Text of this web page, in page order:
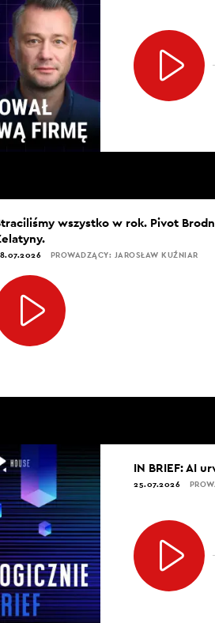
wszystko w rok. Pivot
PROWADZĄCY: JAROSŁAW KUŹNIAR
IN BRIEF: AI
25.07.2026